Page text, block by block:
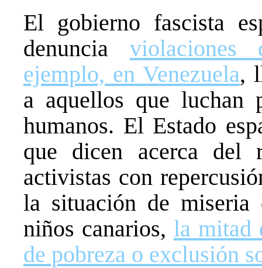
El gobierno fascista
denuncia violaciones
ejemplo, en Venezuela,
a aquellos que luchan
humanos. El Estado
que dicen acerca del
activistas con
la situación de miseria
niños canarios, la mitad
de pobreza o exclusión